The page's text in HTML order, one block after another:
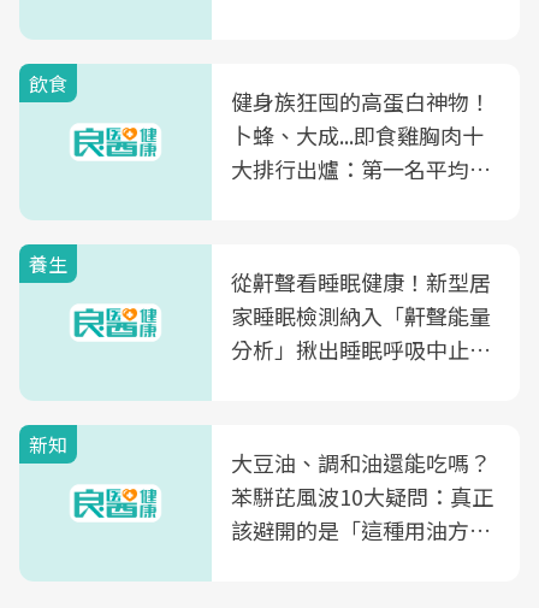
飲食
健身族狂囤的高蛋白神物！
卜蜂、大成...即食雞胸肉十
大排行出爐：第一名平均一
養生
從鼾聲看睡眠健康！新型居
家睡眠檢測納入「鼾聲能量
分析」揪出睡眠呼吸中止症
新知
大豆油、調和油還能吃嗎？
苯駢芘風波10大疑問：真正
該避開的是「這種用油方